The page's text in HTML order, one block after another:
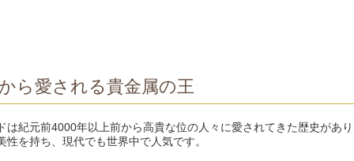
ら愛される貴金属の王
は紀元前4000年以上前から高貴な位の人々に愛されてきた歴史があ
性を持ち、現代でも世界中で人気です。